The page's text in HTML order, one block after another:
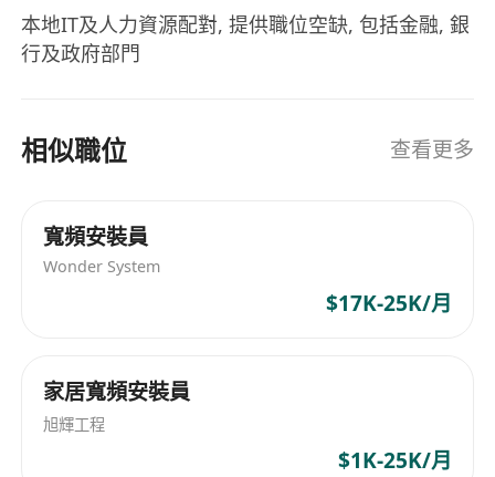
本地IT及人力資源配對, 提供職位空缺, 包括金融, 銀
行及政府部門
相似職位 查看更多
寬頻安裝員
Wonder System
$17K-25K/月
家居寬頻安裝員
旭輝工程
$1K-25K/月